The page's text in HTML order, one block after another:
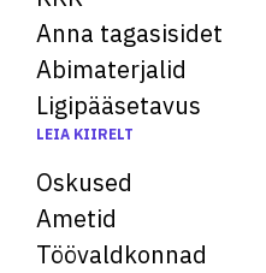
Anna tagasisidet
Abimaterjalid
Ligipääsetavus
LEIA KIIRELT
Oskused
Ametid
Töövaldkonnad